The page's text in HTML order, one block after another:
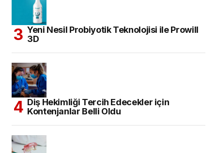
Yeni Nesil Probiyotik Teknolojisi ile Prowill
3D
Diş Hekimliği Tercih Edecekler için
Kontenjanlar Belli Oldu